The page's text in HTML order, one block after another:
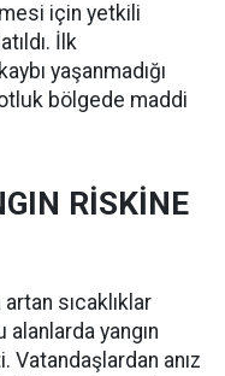
için yetkili
İlk
yaşanmadığı
bölgede maddi
RİSKİNE
sıcaklıklar
yangın
anız